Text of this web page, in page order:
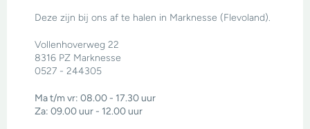
Deze zijn bij ons af te halen in Marknesse (Flevoland).
Vollenhoverweg 22
8316 PZ Marknesse
0527 - 244305
Ma t/m vr: 08.00 - 17.30 uur
Za: 09.00 uur - 12.00 uur